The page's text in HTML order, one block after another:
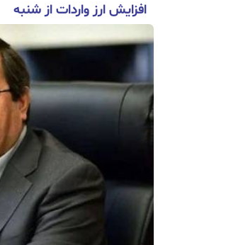
افزایش ارز واردات از شنبه